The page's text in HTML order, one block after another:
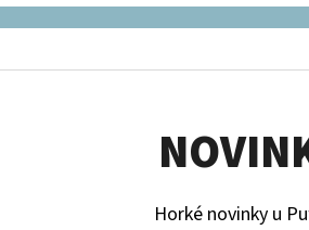
Horké novinky u
NAJÍT?